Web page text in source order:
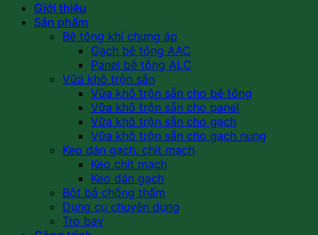
Giới thiệu
Sản phẩm
Bê tông khí chưng áp
Gạch bê tông AAC
Panel bê tông ALC
Vữa khô trộn sẵn
Vữa khô trộn sẵn cho bê tông
Vữa khô trộn sẵn cho panel
Vữa khô trộn sẵn cho gạch
Vữa khô trộn sẵn cho gạch nung
Keo dán gạch, chít mạch
Keo chít mạch
Keo dán gạch
Bột bả chống thấm
Dụng cụ chuyên dụng
Tro bay